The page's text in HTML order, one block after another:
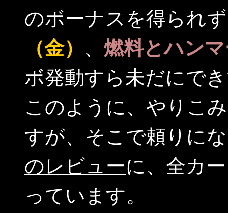
のボーナスを得られ
（金） 、 燃料とハン
ボ発動すら未だにで
このように、やりこ
すが、そこで頼りに
のレビューに、全カ
っています。